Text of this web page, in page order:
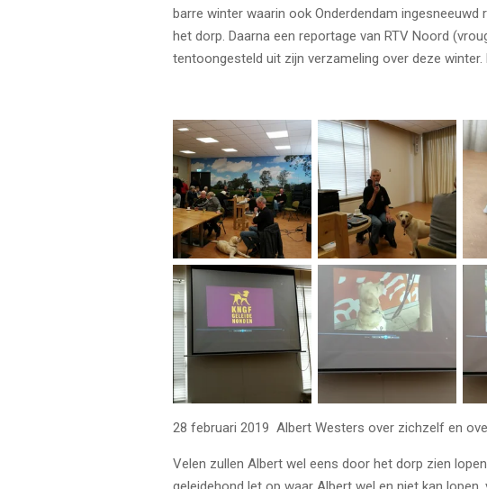
barre winter waarin ook Onderdendam
het dorp. Daarna een reportage van RTV Noord
tentoongesteld uit zijn verzameling over deze
28 februari 2019 Albert Westers over zichzelf en
Velen zullen Albert wel eens door het dorp zien